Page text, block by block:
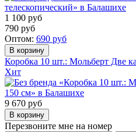
1 100 руб
790 руб
Оптом: 690 руб
Коробка 10 шт.: Мольберт Две
Хит
9 670 руб
Перезвоните мне на номер